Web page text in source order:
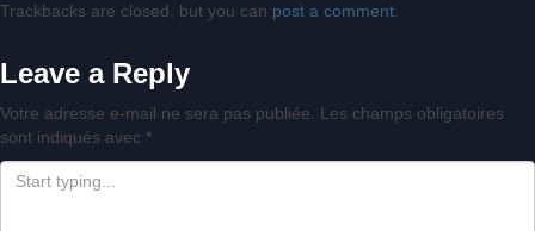
Trackbacks are closed, but you can post a comment
Leave a Reply
Votre adresse e-mail ne sera pas publiée.
Les champs obligatoires
sont indiqués avec *